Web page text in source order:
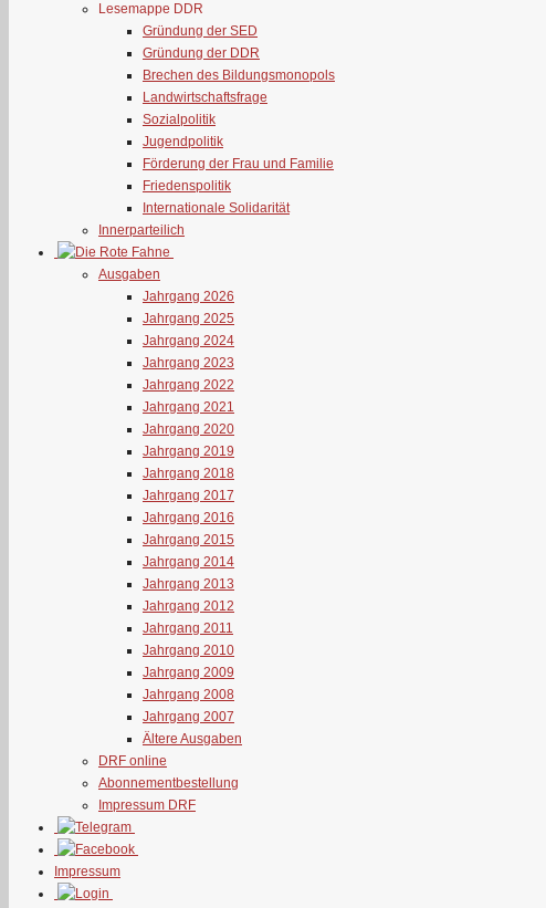
Lesemappe DDR
Gründung der SED
Gründung der DDR
Brechen des Bildungsmonopols
Landwirtschaftsfrage
Sozialpolitik
Jugendpolitik
Förderung der Frau und Familie
Friedenspolitik
Internationale Solidarität
Innerparteilich
Ausgaben
Jahrgang 2026
Jahrgang 2025
Jahrgang 2024
Jahrgang 2023
Jahrgang 2022
Jahrgang 2021
Jahrgang 2020
Jahrgang 2019
Jahrgang 2018
Jahrgang 2017
Jahrgang 2016
Jahrgang 2015
Jahrgang 2014
Jahrgang 2013
Jahrgang 2012
Jahrgang 2011
Jahrgang 2010
Jahrgang 2009
Jahrgang 2008
Jahrgang 2007
Ältere Ausgaben
DRF online
Abonnementbestellung
Impressum DRF
Impressum